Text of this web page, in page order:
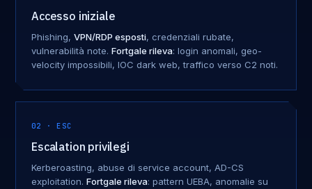
Accesso iniziale
Phishing, VPN/RDP esposti, credenziali rubate,
vulnerabilità note. Fortgale rileva: login anomali, geo-
velocity impossibili, IOC dark web, traffico verso C2 noti.
02 · ESC
Escalation privilegi
Kerberoasting, abuse di service account, AD-CS
exploitation. Fortgale rileva: pattern UEBA, anomalie su